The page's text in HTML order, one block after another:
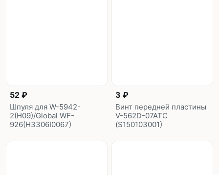
52 ₽
Шпуля для W-5942-
2(H09)/Global WF-
926(H3306I0067)
3 ₽
Винт передней пластины
V-562D-07ATC
(S150103001)